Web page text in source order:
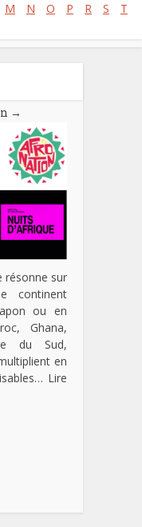
M N O P R S
T
→
résonne sur
continent
ou en
Ghana,
du Sud,
en
Lire